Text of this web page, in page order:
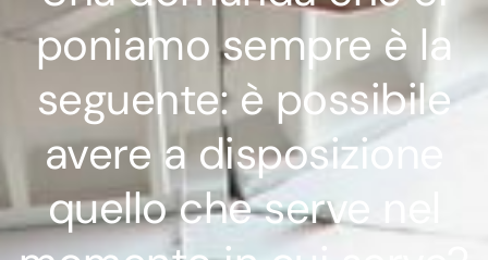
poniamo sempre è la
seguente: è possibile
avere a disposizione
quello che serve nel